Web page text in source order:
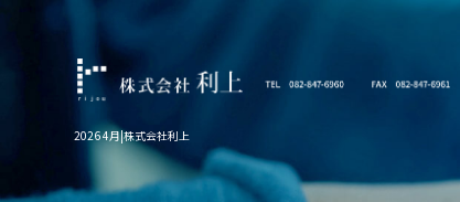
2026 4月|株式会社利上